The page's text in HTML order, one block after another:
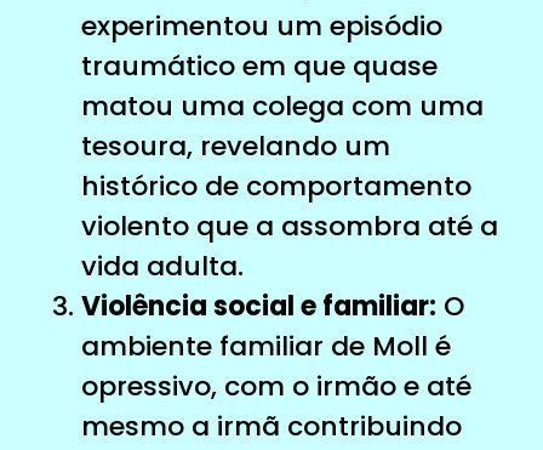
experimentou um episódio
traumático em que quase
matou uma colega com uma
tesoura, revelando um
histórico de comportamento
violento que a assombra até a
vida adulta.
Violência social e familiar: O
ambiente familiar de Moll é
opressivo, com o irmão e até
mesmo a irmã contribuindo